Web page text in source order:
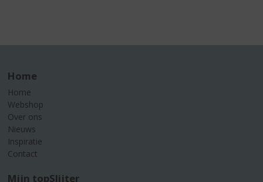
Home
Home
Webshop
Over ons
Nieuws
Inspiratie
Contact
Mijn topSlijter